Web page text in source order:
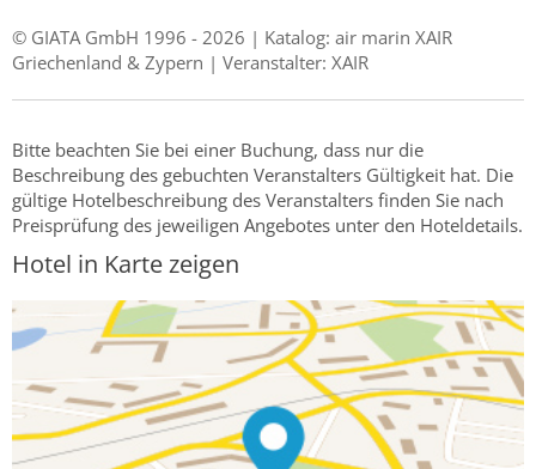
© GIATA GmbH 1996 - 2026 | Katalog: air marin XAIR
Griechenland & Zypern | Veranstalter: XAIR
Bitte beachten Sie bei einer Buchung, dass nur die
Beschreibung des gebuchten Veranstalters Gültigkeit hat. Die
gültige Hotelbeschreibung des Veranstalters finden Sie nach
Preisprüfung des jeweiligen Angebotes unter den Hoteldetails.
Hotel in Karte zeigen